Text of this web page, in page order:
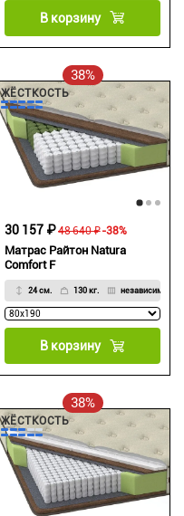
В корзину
38%
ЖЁСТКОСТЬ
Матрас Райтон Natura
Comfort F
24 см. 130 кг. независимый
48 640 ₽
30 157 ₽ -38%
В корзину
38%
ЖЁСТКОСТЬ